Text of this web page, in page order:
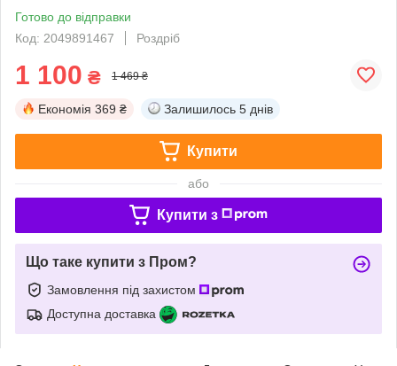
Готово до відправки
Код: 2049891467
Роздріб
1 100 ₴ 1 469 ₴
Економія 369 ₴ Залишилось 5 днів
Купити
або
Купити з
Що таке купити з Пром?
Замовлення під захистом
Доступна доставка